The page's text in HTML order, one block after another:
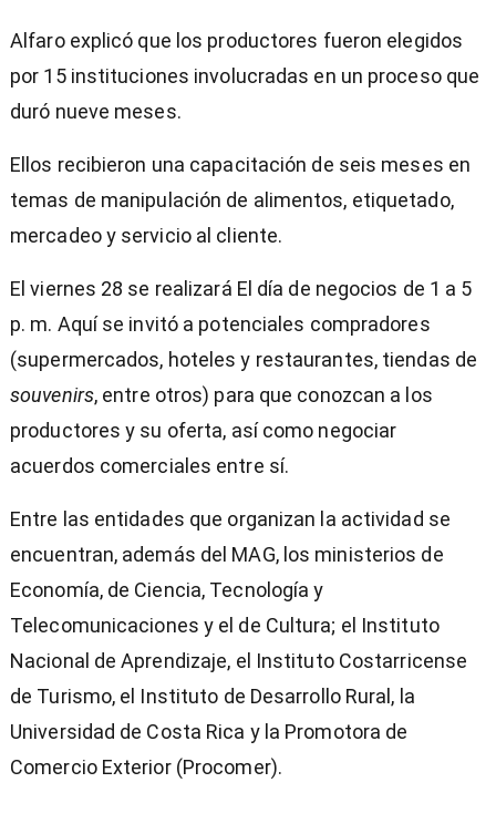
Alfaro explicó que los productores fueron elegidos
por 15 instituciones involucradas en un proceso que
duró nueve meses.
Ellos recibieron una capacitación de seis meses en
temas de manipulación de alimentos, etiquetado,
mercadeo y servicio al cliente.
El viernes 28 se realizará El día de negocios de 1 a 5
p. m. Aquí se invitó a potenciales compradores
(supermercados, hoteles y restaurantes, tiendas de
souvenirs, entre otros) para que conozcan a los
productores y su oferta, así como negociar
acuerdos comerciales entre sí.
Entre las entidades que organizan la actividad se
encuentran, además del MAG, los ministerios de
Economía, de Ciencia, Tecnología y
Telecomunicaciones y el de Cultura; el Instituto
Nacional de Aprendizaje, el Instituto Costarricense
de Turismo, el Instituto de Desarrollo Rural, la
Universidad de Costa Rica y la Promotora de
Comercio Exterior (Procomer).